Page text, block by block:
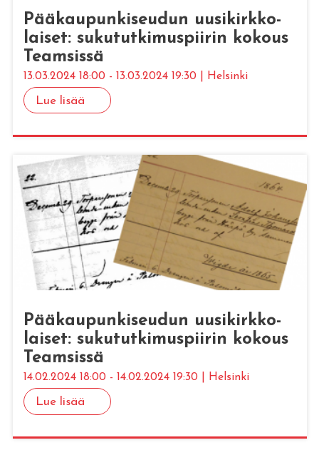
Pää­kau­pun­ki­seu­dun uusi­kirk­ko­
lai­set: su­ku­tut­ki­mus­pii­rin ko­kous
Team­sis­sä
13.03.2024 18:00 - 13.03.2024 19:30 | Helsinki
Lue lisää
Pää­kau­pun­ki­seu­dun uusi­kirk­ko­
lai­set: su­ku­tut­ki­mus­pii­rin ko­kous
Team­sis­sä
14.02.2024 18:00 - 14.02.2024 19:30 | Helsinki
Lue lisää